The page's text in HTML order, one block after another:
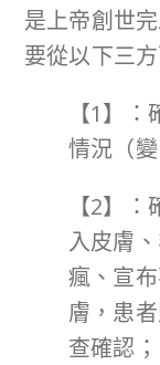
是上帝創世完
要從以下三
【1】
情況（
【2】
入皮膚
瘋、宣
膚，患
查確認；